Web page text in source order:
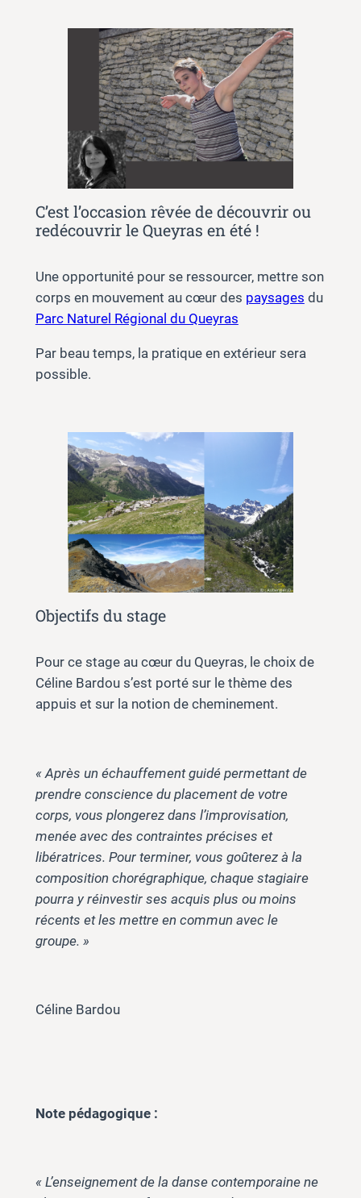
C’est l’occasion rêvée de découvrir ou
redécouvrir le Queyras en été !
Une opportunité pour se ressourcer, mettre son
corps en mouvement au cœur des paysages du
Parc Naturel Régional du Queyras
Par beau temps, la pratique en extérieur sera
possible.
Objectifs du stage
Pour ce stage au cœur du Queyras, le choix de
Céline Bardou s’est porté sur le thème des
appuis et sur la notion de cheminement.
« Après un échauffement guidé permettant de
prendre conscience du placement de votre
corps, vous plongerez dans l’improvisation,
menée avec des contraintes précises et
libératrices. Pour terminer, vous goûterez à la
composition chorégraphique, chaque stagiaire
pourra y réinvestir ses acquis plus ou moins
récents et les mettre en commun avec le
groupe. »
Céline Bardou
Note pédagogique :
« L’enseignement de la danse contemporaine ne